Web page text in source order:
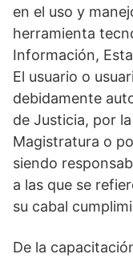
en el uso y
herramienta
Información,
El usuario o
debidamente
de Justicia, por
Magistratura o
siendo
a las que se
su cabal
De la